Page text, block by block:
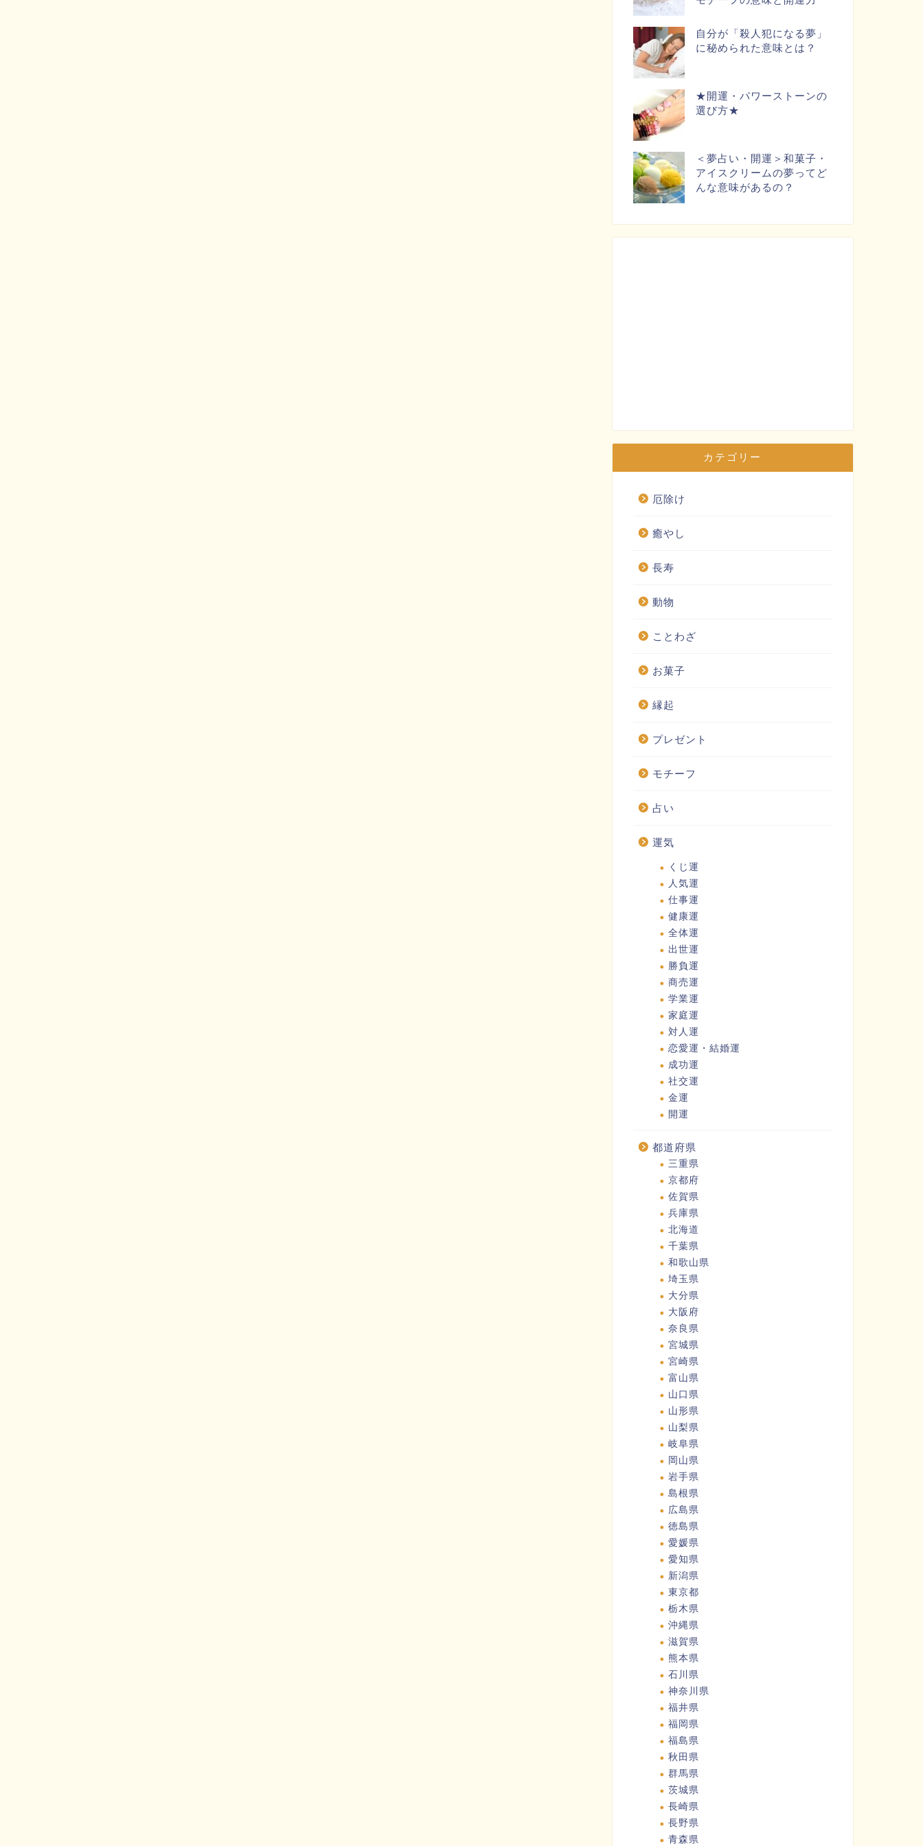
自分が「殺人犯になる夢」
に秘められた意味とは？
★開運・パワーストーンの
選び方★
＜夢占い・開運＞和菓子・
アイスクリームの夢ってど
んな意味があるの？
カテゴリー
厄除け
癒やし
長寿
動物
ことわざ
お菓子
縁起
プレゼント
モチーフ
占い
運気
くじ運
人気運
仕事運
健康運
全体運
出世運
勝負運
商売運
学業運
家庭運
対人運
恋愛運・結婚運
成功運
社交運
金運
開運
都道府県
三重県
京都府
佐賀県
兵庫県
北海道
千葉県
和歌山県
埼玉県
大分県
大阪府
奈良県
宮城県
宮崎県
富山県
山口県
山形県
山梨県
岐阜県
岡山県
岩手県
島根県
広島県
徳島県
愛媛県
愛知県
新潟県
東京都
栃木県
沖縄県
滋賀県
熊本県
石川県
神奈川県
福井県
福岡県
福島県
秋田県
群馬県
茨城県
長崎県
長野県
青森県